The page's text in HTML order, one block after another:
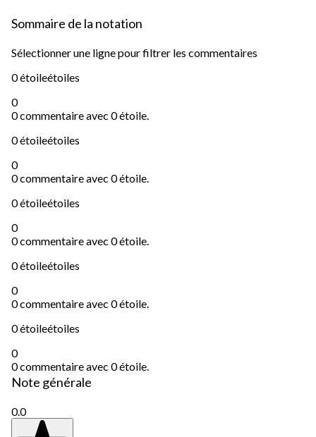
Sommaire de la notation
Sélectionner une ligne pour filtrer les commentaires
0 étoileétoiles
0
0 commentaire avec 0 étoile.
0 étoileétoiles
0
0 commentaire avec 0 étoile.
0 étoileétoiles
0
0 commentaire avec 0 étoile.
0 étoileétoiles
0
0 commentaire avec 0 étoile.
0 étoileétoiles
0
0 commentaire avec 0 étoile.
Note générale
0.0